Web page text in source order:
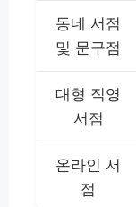
동네 서점
및 문구점
대형 직영
서점
온라인 서
점